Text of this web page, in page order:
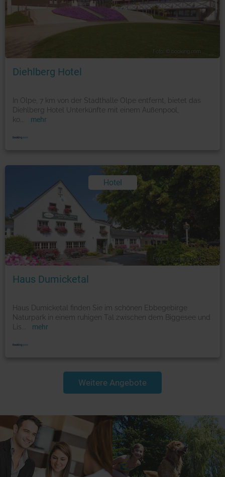
Foto: © booking.com
Diehlberg Hotel
In Olpe, 7 km von der Stadthalle Olpe entfernt, bietet das
Diehlberg Hotel Unterkünfte mit einem Außenpool,
ko
mehr
Hotel
Foto: © booking.com
Haus Dumicketal
Haus Dumicketal finden Sie im schönen Ebbegebirge
Naturpark in einem ruhigen Tal zwischen dem Biggesee und
Lis
mehr
Weitere Angebote